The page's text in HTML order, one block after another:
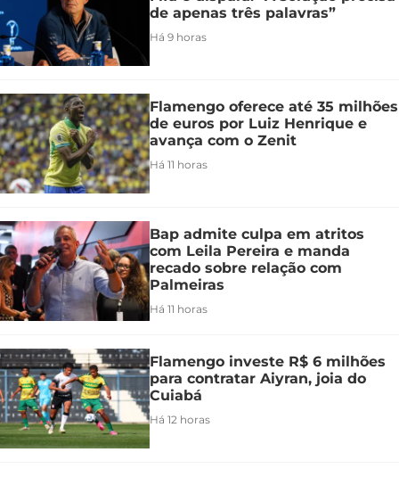
de apenas três palavras”
Há 9 horas
Flamengo oferece até 35 milhões
de euros por Luiz Henrique e
avança com o Zenit
Há 11 horas
Bap admite culpa em atritos
com Leila Pereira e manda
recado sobre relação com
Palmeiras
Há 11 horas
Flamengo investe R$ 6 milhões
para contratar Aiyran, joia do
Cuiabá
Há 12 horas